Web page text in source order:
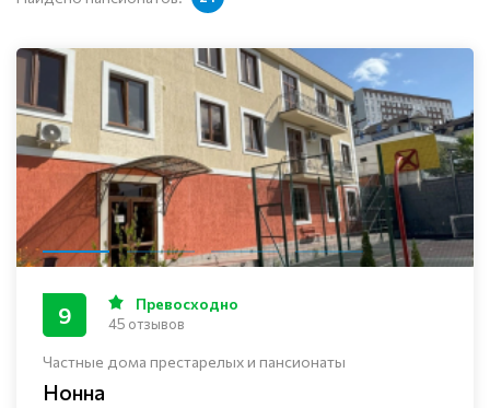
Частные дома престарелых и пансионаты
Нонна
9 Превосходно
45 отзывов